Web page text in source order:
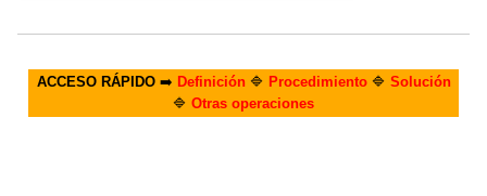
ACCESO RÁPIDO➡️ Definición🔷 Procedimiento🔷 Solución
🔷 Otras operaciones